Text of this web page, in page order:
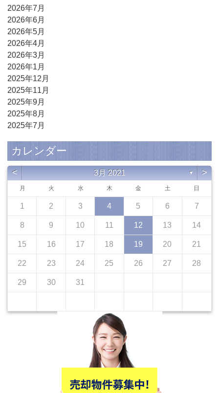
2026年7月
2026年6月
2026年5月
2026年4月
2026年3月
2026年1月
2025年12月
2025年11月
2025年9月
2025年8月
2025年7月
カレンダー
< 3月 2021 ▼ >
月 火 水 木 金 土 日
1 2 3 4 5 6 7
8 9 10 11 12 13 14
15 16 17 18 19 20 21
22 23 24 25 26 27 28
29 30 31